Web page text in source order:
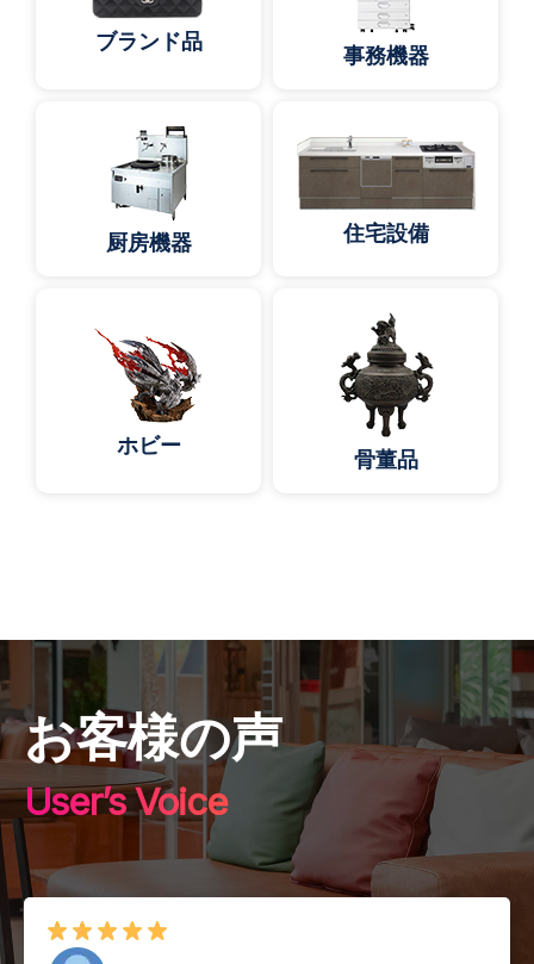
ブランド品
事務機器
厨房機器 住宅設備
ホビー
骨董品
お客様の声
User’s Voice